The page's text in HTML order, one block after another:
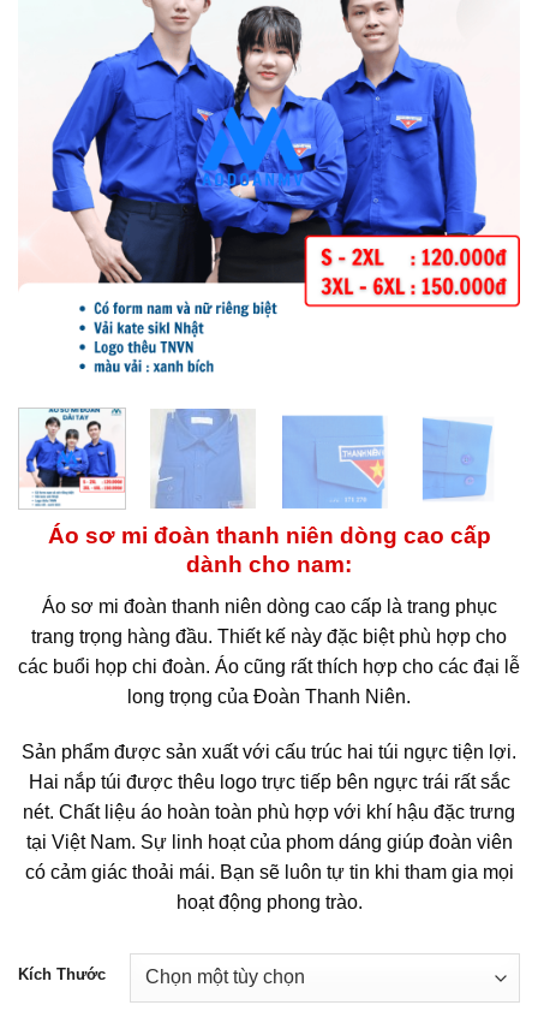
Áo sơ mi đoàn thanh niên dòng cao cấp
dành cho nam:
Áo sơ mi đoàn thanh niên dòng cao cấp là trang phục
trang trọng hàng đầu. Thiết kế này đặc biệt phù hợp cho
các buổi họp chi đoàn. Áo cũng rất thích hợp cho các đại lễ
long trọng của Đoàn Thanh Niên.
Sản phẩm được sản xuất với cấu trúc hai túi ngực tiện lợi.
Hai nắp túi được thêu logo trực tiếp bên ngực trái rất sắc
nét. Chất liệu áo hoàn toàn phù hợp với khí hậu đặc trưng
tại Việt Nam. Sự linh hoạt của phom dáng giúp đoàn viên
có cảm giác thoải mái. Bạn sẽ luôn tự tin khi tham gia mọi
hoạt động phong trào.
Kích Thước